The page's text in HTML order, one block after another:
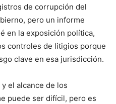
de corrupción del
pero un informe
en la exposición política,
controles de litigios porque
clave en esa jurisdicción.
el alcance de los
puede ser difícil, pero es